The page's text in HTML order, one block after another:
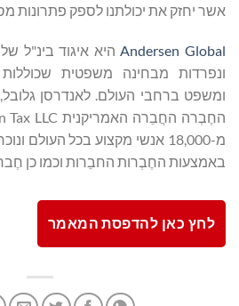
אשר יחזק את יכולתנו לספק פתרונות
Andersen Globalהיא איגוד בינ"ל
ונפרדות מבחינה משפטית
באמצעות החֶבְרות החבֵרות וכמו כן
לחץ כאן להדפסת המאמר